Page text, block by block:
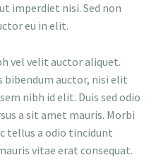
imperdiet nisi. Sed non
eu in elit.
vel velit auctor aliquet.
bibendum auctor, nisi elit
nibh id elit. Duis sed odio
a sit amet mauris. Morbi
tellus a odio tincidunt
vitae erat consequat.